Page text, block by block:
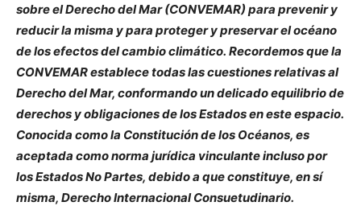
sobre el Derecho del Mar (CONVEMAR) para prevenir y
reducir la misma y para proteger y preservar el océano
de los efectos del cambio climático. Recordemos que la
CONVEMAR establece todas las cuestiones relativas al
Derecho del Mar, conformando un delicado equilibrio de
derechos y obligaciones de los Estados en este espacio.
Conocida como la Constitución de los Océanos, es
aceptada como norma jurídica vinculante incluso por
los Estados No Partes, debido a que constituye, en sí
misma, Derecho Internacional Consuetudinario.